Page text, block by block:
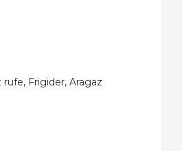
rufe, Frigider, Aragaz